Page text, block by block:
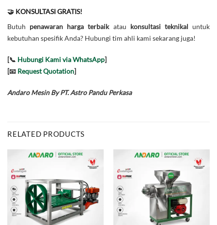
🤝 KONSULTASI GRATIS!
Butuh penawaran harga terbaikatau konsultasi teknikal untuk
kebutuhan spesifik Anda? Hubungi tim ahli kami sekarang juga!
[📞 Hubungi Kami via WhatsApp]
[📧 Request Quotation]
Andaro Mesin By PT. Astro Pandu Perkasa
RELATED PRODUCTS